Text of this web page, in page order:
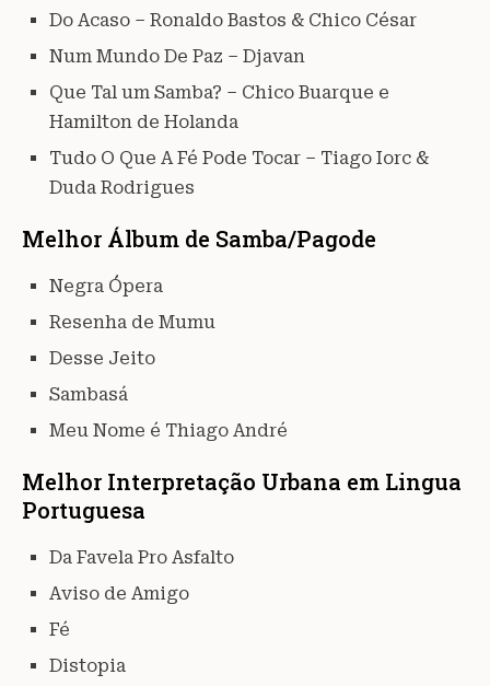
Do Acaso – Ronaldo Bastos & Chico César
Num Mundo De Paz – Djavan
Que Tal um Samba? – Chico Buarque e
Hamilton de Holanda
Tudo O Que A Fé Pode Tocar – Tiago Iorc &
Duda Rodrigues
Melhor Álbum de Samba/Pagode
Negra Ópera
Resenha de Mumu
Desse Jeito
Sambasá
Meu Nome é Thiago André
Melhor Interpretação Urbana em Lingua
Portuguesa
Da Favela Pro Asfalto
Aviso de Amigo
Fé
Distopia